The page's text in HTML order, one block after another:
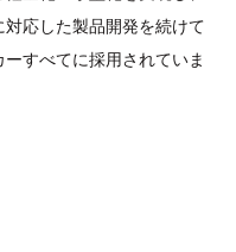
応した製品開発を続けて
すべてに採用されていま